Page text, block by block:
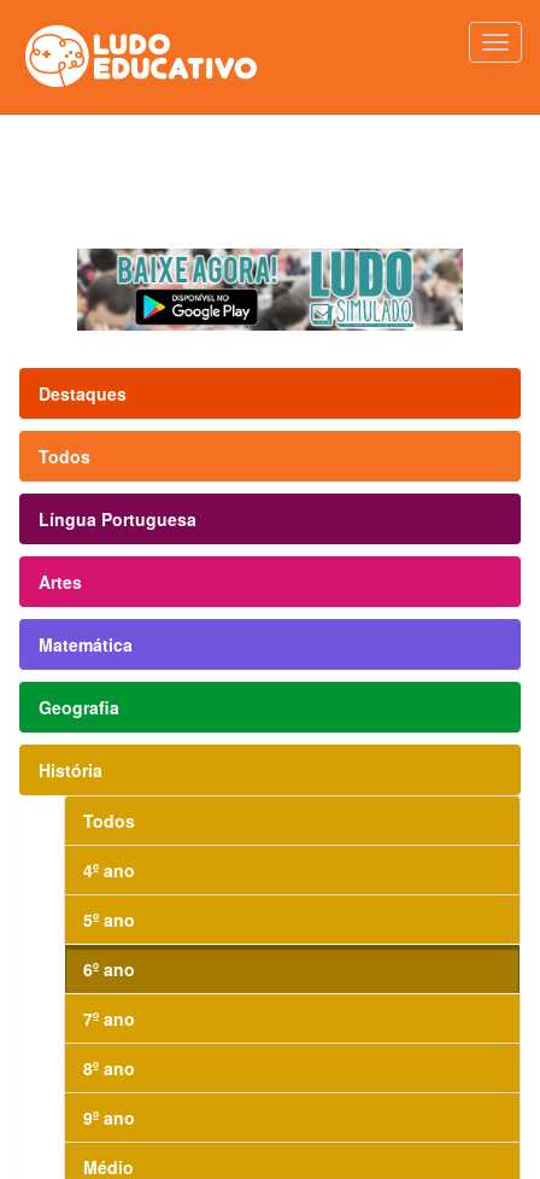
Destaques
Todos
Língua Portuguesa
Artes
Matemática
Geografia
História
Todos
4º ano
5º ano
6º ano
7º ano
8º ano
9º ano
Médio